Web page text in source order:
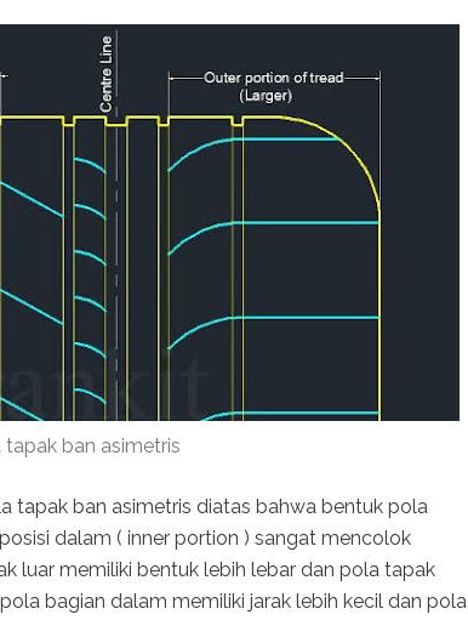
tapak ban asimetris
tapak ban asimetris diatas bahwa bentuk pola
dalam ( inner portion ) sangat mencolok
luar memiliki bentuk lebih lebar dan pola tapak
bagian dalam memiliki jarak lebih kecil dan pola